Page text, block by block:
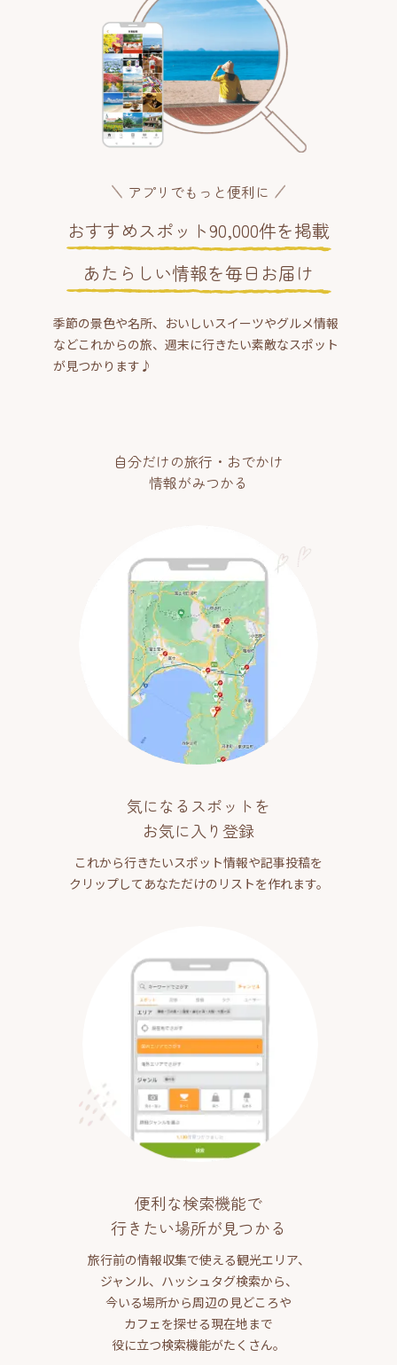
アプリでもっと便利に
おすすめスポット90,000件を掲載
あたらしい情報を毎日お届け
季節の景色や名所、おいしいスイーツやグルメ情報
などこれからの旅、週末に行きたい素敵なスポット
が見つかります♪
自分だけの旅行・おでかけ
情報がみつかる
気になるスポットを
お気に入り登録
これから行きたいスポット情報や記事投稿を
クリップしてあなただけのリストを作れます。
便利な検索機能で
行きたい場所が見つかる
旅行前の情報収集で使える観光エリア、
ジャンル、ハッシュタグ検索から、
今いる場所から周辺の見どころや
カフェを探せる現在地まで
役に立つ検索機能がたくさん。